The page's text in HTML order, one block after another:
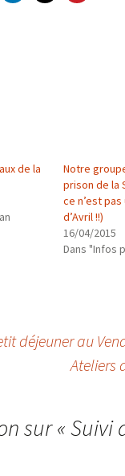
de la
Notre
prison de la
ce n’est
d’Avril !!)
16/04/2015
Dans "Infos
déjeuner au
Ateliers
sur «Suivi